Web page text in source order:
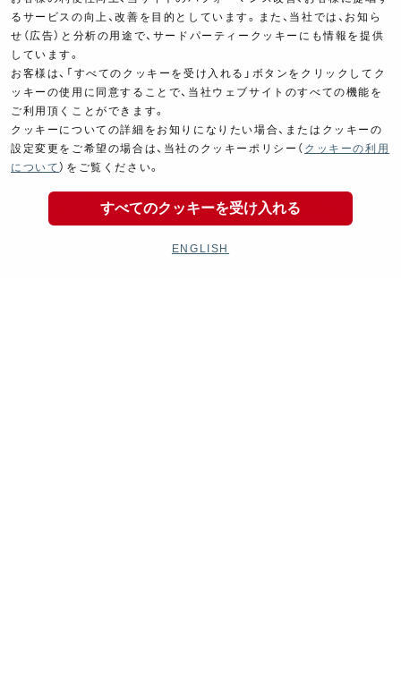
るサービスの向上、改善を目的としています。また、当社では、お知ら
せ（広告）と分析の用途で、サードパーティークッキーにも情報を提供
しています。
お客様は、「すべてのクッキーを受け入れる」ボタンをクリックしてク
ッキーの使用に同意することで、当社ウェブサイトのすべての機能を
ご利用頂くことができます。
クッキーについての詳細をお知りになりたい場合、またはクッキーの
設定変更をご希望の場合は、当社のクッキーポリシー（ クッキーの利用
について ）をご覧ください。
すべてのクッキーを受け入れる
ENGLISH